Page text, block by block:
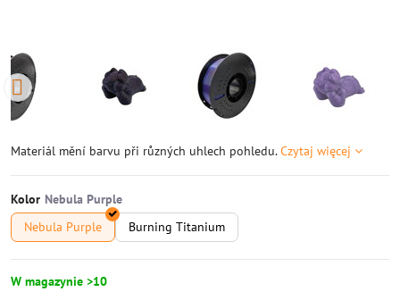
Materiál mění barvu při různých uhlech pohledu.Czytaj więcej
Kolor
Nebula Purple
Burning Titanium
W magazynie >10